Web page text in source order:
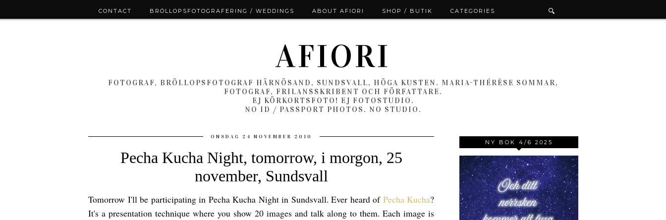
AFIORI
FOTOGRAF, BRÖLLOPSFOTOGRAF HÄRNÖSAND, SUNDSVALL, HÖGA KUSTEN. MARIA-THÉRÈSE SOMMAR,
FOTOGRAF, FRILANSSKRIBENT OCH FÖRFATTARE.
EJ KÖRKORTSFOTO! EJ FOTOSTUDIO.
NO ID / PASSPORT PHOTOS. NO STUDIO.
ONSDAG 24 NOVEMBER 2010
Pecha Kucha Night, tomorrow, i morgon, 25
november, Sundsvall
Tomorrow I'll be participating in Pecha Kucha Night in Sundsvall. Ever heard of Pecha Kucha?
It's a presentation technique where you show 20 images and talk along to them. Each image is
NY BOK 4/6 2025
CONTACT BRÖLLOPSFOTOGRAFERING / WEDDINGS ABOUT AFIORI SHOP / BUTIK CATEGORIES